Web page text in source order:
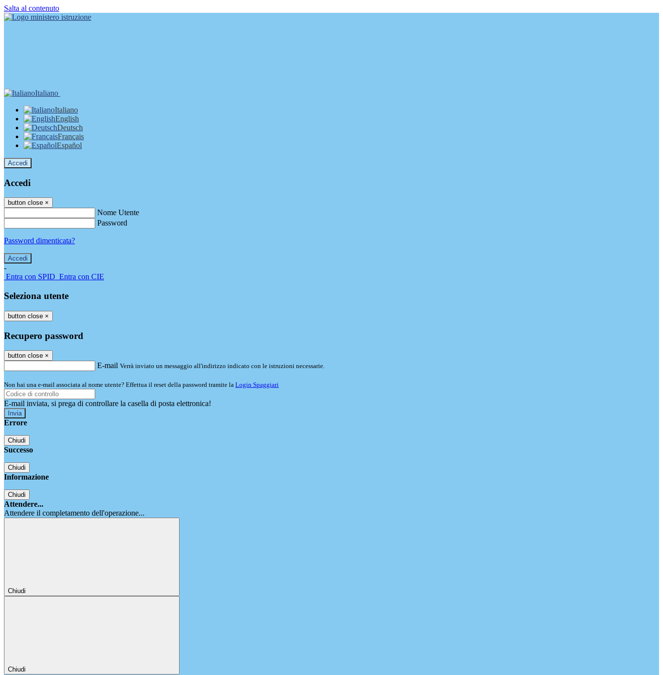
Salta al contenuto
Italiano
Italiano
English
Deutsch
Français
Español
Accedi
Accedi
button close ×
Nome Utente
Password
Password dimenticata?
-
Entra con SPID Entra con CIE
Seleziona utente
button close ×
Recupero password
button close ×
E-mail Verrà inviato un messaggio all'indirizzo indicato con le istruzioni necessarie.
Non hai una e-mail associata al nome utente? Effettua il reset della password tramite la Login Spaggiari
E-mail inviata, si prega di controllare la casella di posta elettronica!
Errore
Chiudi
Successo
Chiudi
Informazione
Chiudi
Attendere...
Attendere il completamento dell'operazione...
Chiudi
Chiudi